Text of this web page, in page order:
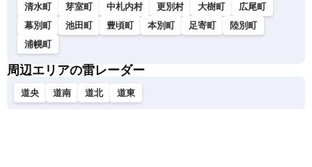
清水町
芽室町 中札内村 更別村 大樹町
広尾町
幕別町
池田町 豊頃町 本別町 足寄町
陸別町
浦幌町
周辺エリアの雷レーダー
道央 道南 道北 道東